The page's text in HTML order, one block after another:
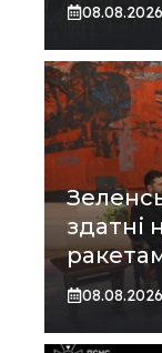
08.08.2026
здатні
08.08.2026